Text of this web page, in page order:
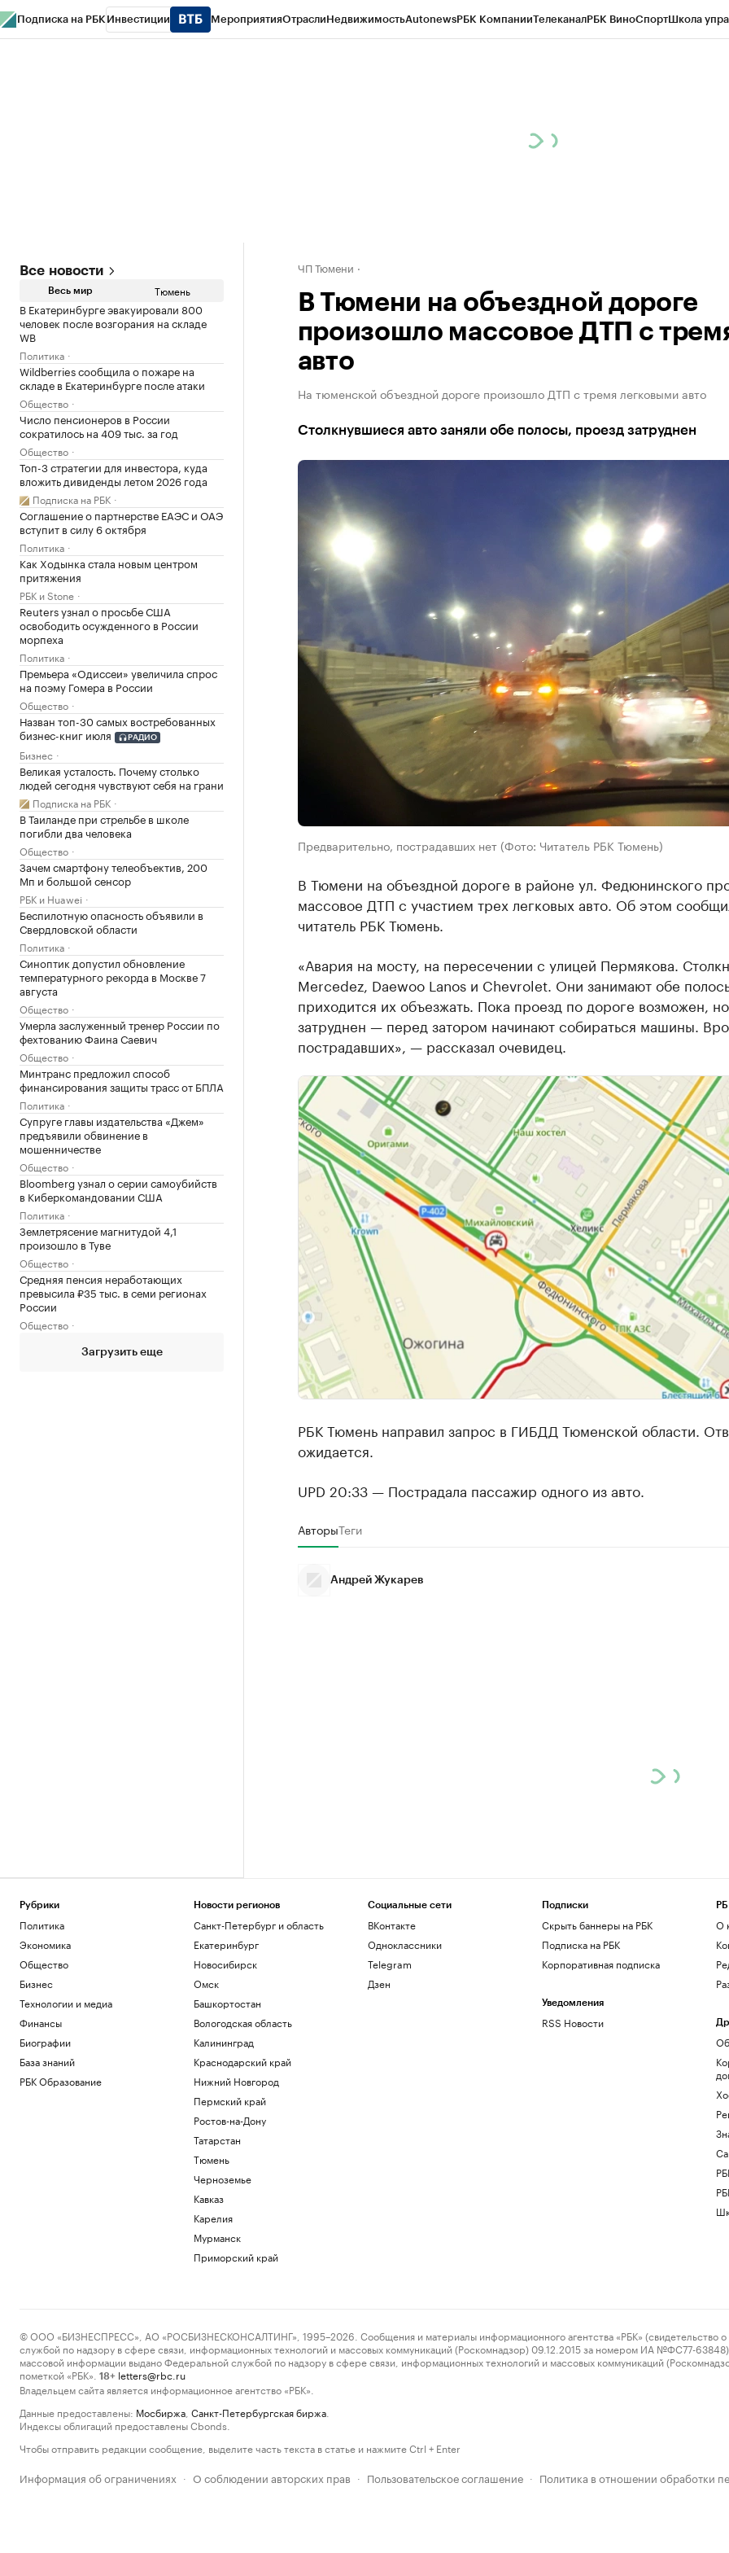
Подписка на РБК Инвестиции МероприятияОтраслиНедвижимостьAutonewsРБК КомпанииТелеканалРБК ВиноСпортШкола
Все новости
Весь мир Тюмень
В Екатеринбурге эвакуировали 800
человек после возгорания на складе
WB
Политика
Wildberries сообщила о пожаре на
складе в Екатеринбурге после атаки
Общество
Число пенсионеров в России
сократилось на 409 тыс. за год
Общество
Топ-3 стратегии для инвестора, куда
вложить дивиденды летом 2026 года
Подписка на РБК
Соглашение о партнерстве ЕАЭС и ОАЭ
вступит в силу 6 октября
Политика
Как Ходынка стала новым центром
притяжения
РБК и Stone
Reuters узнал о просьбе США
освободить осужденного в России
морпеха
Политика
Премьера «Одиссеи» увеличила спрос
на поэму Гомера в России
Общество
Назван топ-30 самых востребованных
бизнес-книг июля
РАДИО
Бизнес
Великая усталость. Почему столько
людей сегодня чувствуют себя на грани
Подписка на РБК
В Таиланде при стрельбе в школе
погибли два человека
Общество
Зачем смартфону телеобъектив, 200
Мп и большой сенсор
РБК и Huawei
Беспилотную опасность объявили в
Свердловской области
Политика
Синоптик допустил обновление
температурного рекорда в Москве 7
августа
Общество
Умерла заслуженный тренер России по
фехтованию Фаина Саевич
Общество
Минтранс предложил способ
финансирования защиты трасс от БПЛА
Политика
Супруге главы издательства «Джем»
предъявили обвинение в
мошенничестве
Общество
Bloomberg узнал о серии самоубийств
в Киберкомандовании США
Политика
Землетрясение магнитудой 4,1
произошло в Туве
Общество
Средняя пенсия неработающих
превысила ₽35 тыс. в семи регионах
России
Общество
Загрузить еще
ЧП Тюмени
В Тюмени на объездной дороге
произошло массовое ДТП с
авто
На тюменской объездной дороге произошло ДТП с тремя легковыми авто
Столкнувшиеся авто заняли обе полосы, проезд затруднен
Предварительно, пострадавших нет (Фото: Читатель РБК Тюмень)
В Тюмени на объездной дороге в районе ул. Федюнинского
массовое ДТП с участием трех легковых авто. Об этом
читатель РБК Тюмень.
«Авария на мосту, на пересечении с улицей Пермякова.
Mercedez, Daewoo Lanos и Chevrolet. Они занимают обе
приходится их объезжать. Пока проезд по дороге возможен, но
затруднен — перед затором начинают собираться машины.
пострадавших», — рассказал очевидец.
РБК Тюмень направил запрос в ГИБДД Тюменской области.
ожидается.
UPD 20:33 — Пострадала пассажир одного из авто.
АвторыТеги
Андрей Жукарев
Рубрики
Политика
Экономика
Общество
Бизнес
Технологии и медиа
Финансы
Биографии
База знаний
РБК Образование
Новости регионов
Санкт-Петербург и область
Екатеринбург
Новосибирск
Омск
Башкортостан
Вологодская область
Калининград
Краснодарский край
Нижний Новгород
Пермский край
Ростов-на-Дону
Татарстан
Тюмень
Черноземье
Кавказ
Карелия
Мурманск
Приморский край
Социальные сети
ВКонтакте
Одноклассники
Telegram
Дзен
Подписки
Скрыть баннеры на РБК
Подписка на РБК
Корпоративная подписка
Уведомления
RSS Новости
О
© ООО «БИЗНЕСПРЕСС», АО «РОСБИЗНЕСКОНСАЛТИНГ», 1995–2026. Сообщения и материалы информационного агентства «РБК» (свидетельство о
службой по надзору в сфере связи, информационных технологий и массовых коммуникаций (Роскомнадзор) 09.12.2015 за номером ИА №ФС77-63848)
массовой информации выдано Федеральной службой по надзору в сфере связи, информационных технологий и массовых коммуникаций
пометкой «РБК».
18+ letters@rbc.ru
Владельцем сайта является информационное агентство «РБК».
Данные предоставлены: Мосбиржа Санкт-Петербургская биржа
Индексы облигаций предоставлены Cbonds.
Чтобы отправить редакции сообщение, выделите часть текста в статье и нажмите Ctrl + Enter
Информация об ограничениях · О соблюдении авторских прав · Пользовательское соглашение · Политика в отношении обработки